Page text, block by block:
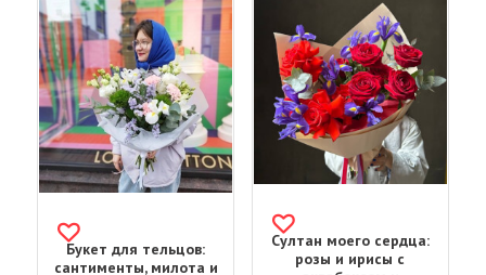
Букет для тельцов:
сантименты, милота и
Султан моего сердца:
розы и ирисы с